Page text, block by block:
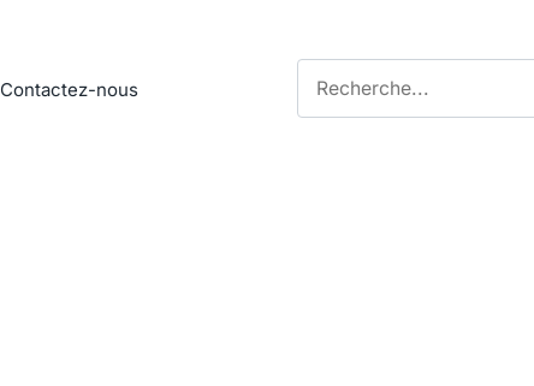
Contactez-nous